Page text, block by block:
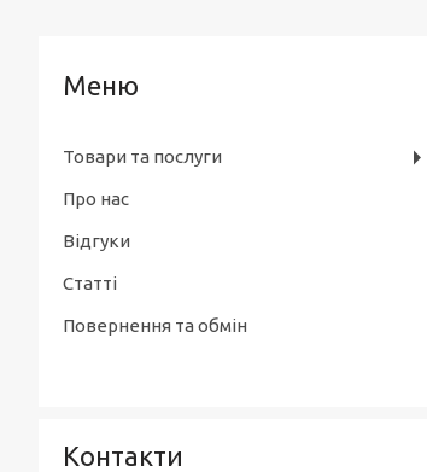
Товари та послуги
Про нас
Відгуки
Статті
Повернення та обмін
Контакти